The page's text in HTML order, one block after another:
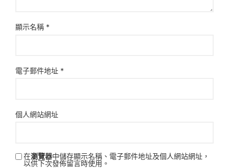
顯示名稱 *
電子郵件地址 *
個人網站網址
在瀏覽器中儲存顯示名稱、電子郵件地址及個人網站網址，
以供下次發佈留言時使用。